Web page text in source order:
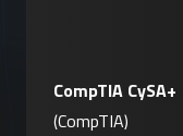
CompTIA CySA+
(CompTIA)